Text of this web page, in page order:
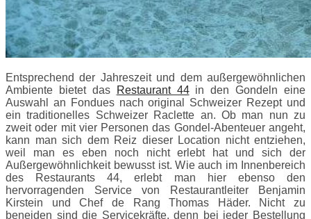
Entsprechend der Jahreszeit und dem außergewöhnlichen
Ambiente bietet das
Restaurant 44in den Gondeln eine
Auswahl an Fondues nach original Schweizer Rezept und
ein traditionelles Schweizer Raclette an. Ob man nun zu
zweit oder mit vier Personen das Gondel-Abenteuer angeht,
kann man sich dem Reiz dieser Location nicht entziehen,
weil man es eben noch nicht erlebt hat und sich der
Außergewöhnlichkeit bewusst ist. Wie auch im Innenbereich
des Restaurants 44, erlebt man hier ebenso den
hervorragenden Service von Restaurantleiter Benjamin
Kirstein und Chef de Rang Thomas Häder. Nicht zu
beneiden sind die Servicekräfte, denn bei jeder Bestellung